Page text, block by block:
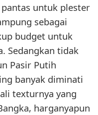
untuk plester
sebagai
budget untuk
Sedangkan tidak
Pasir Putih
banyak diminati
texturnya yang
harganyapun